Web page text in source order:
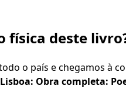
física deste
o país e chegamos à
Obra completa: